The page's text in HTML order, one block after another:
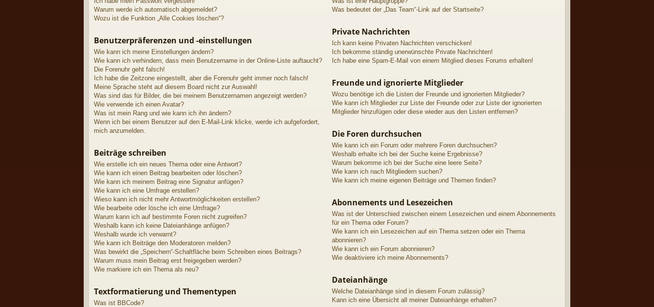
Warum werde ich automatisch abgemeldet?
Wozu ist die Funktion „Alle Cookies löschen“?
Benutzerpräferenzen und -einstellungen
Wie kann ich meine Einstellungen ändern?
Wie kann ich verhindern, dass mein Benutzername in der Online-Liste auftaucht?
Die Forenuhr geht falsch!
Ich habe die Zeitzone eingestellt, aber die Forenuhr geht immer noch falsch!
Meine Sprache steht auf diesem Board nicht zur Auswahl!
Was sind das für Bilder, die bei meinem Benutzernamen angezeigt werden?
Wie verwende ich einen Avatar?
Was ist mein Rang und wie kann ich ihn ändern?
Wenn ich bei einem Benutzer auf den E-Mail-Link klicke, werde ich aufgefordert,
mich anzumelden.
Beiträge schreiben
Wie erstelle ich ein neues Thema oder eine Antwort?
Wie kann ich einen Beitrag bearbeiten oder löschen?
Wie kann ich meinem Beitrag eine Signatur anfügen?
Wie kann ich eine Umfrage erstellen?
Wieso kann ich nicht mehr Antwortmöglichkeiten erstellen?
Wie bearbeite oder lösche ich eine Umfrage?
Warum kann ich auf bestimmte Foren nicht zugreifen?
Weshalb kann ich keine Dateianhänge anfügen?
Weshalb wurde ich verwarnt?
Wie kann ich Beiträge den Moderatoren melden?
Was bewirkt die „Speichern“-Schaltfläche beim Schreiben eines Beitrags?
Warum muss mein Beitrag erst freigegeben werden?
Wie markiere ich ein Thema als neu?
Textformatierung und Thementypen
Was ist BBCode?
Was bedeutet der „Das Team“-Link auf der Startseite?
Private Nachrichten
Ich kann keine Privaten Nachrichten verschicken!
Ich bekomme ständig unerwünschte Private Nachrichten!
Ich habe eine Spam-E-Mail von einem Mitglied dieses Forums erhalten!
Freunde und ignorierte Mitglieder
Wozu benötige ich die Listen der Freunde und ignorierten Mitglieder?
Wie kann ich Mitglieder zur Liste der Freunde oder zur Liste der ignorierten
Mitglieder hinzufügen oder diese wieder aus den Listen entfernen?
Die Foren durchsuchen
Wie kann ich ein Forum oder mehrere Foren durchsuchen?
Weshalb erhalte ich bei der Suche keine Ergebnisse?
Warum bekomme ich bei der Suche eine leere Seite?
Wie kann ich nach Mitgliedern suchen?
Wie kann ich meine eigenen Beiträge und Themen finden?
Abonnements und Lesezeichen
Was ist der Unterschied zwischen einem Lesezeichen und einem Abonnements
für ein Thema oder Forum?
Wie kann ich ein Lesezeichen auf ein Thema setzen oder ein Thema
abonnieren?
Wie kann ich ein Forum abonnieren?
Wie deaktiviere ich meine Abonnements?
Dateianhänge
Welche Dateianhänge sind in diesem Forum zulässig?
Kann ich eine Übersicht all meiner Dateianhänge erhalten?